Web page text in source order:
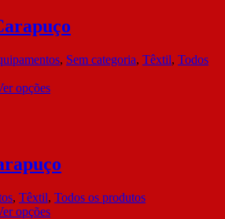
, Sem categoria, Têxtil, Todos
opções
, Têxtil, Todos os produtos
opções